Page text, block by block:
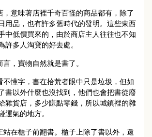
，意味著店裡千奇百怪的商品都有，除了
用品，也有許多舊時代的發明。這些東西
中低價買來的，由於商店主人往往也不知
許多人淘寶的好去處。
，寶物自然就是書了。
不懂字，書在拾荒者眼中只是垃圾，但如
書以外什麼也沒找到，他們也會把書從廢
雜貨店，多少賺點零錢，所以城鎮裡的雜
運氣的地方。
站在櫃子前翻書。櫃子上除了書以外，還